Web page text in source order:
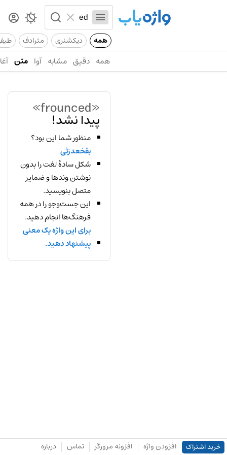
همه دیکشنری مترادف
همه دقیق مشابه آوا متن
«frounced»
پیدا نشد!
منظور شما این بود؟
بقخعدزثی
شکل سادهٔ لغت را بدون
نوشتن وندها و ضمایر
متصل بنویسید.
این جست‌وجو را در همه
فرهنگ‌ها انجام دهید.
برای این واژه یک معنی
پیشنهاد دهید.
خرید اشتراک افزودن واژه افزونه مرورگر تماس درباره